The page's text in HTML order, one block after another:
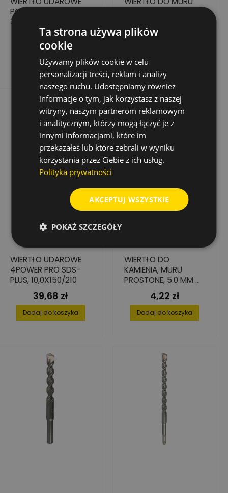
POWER LX PLUS Ø 6 X
315 X 250 MM
23,92 zł Cena
podstawowa
47,83 zł
Cena
18,93 zł
WIERTŁO UDAROWE
4POWER PRO SDS-
PLUS, 10,0X150/210
Cena
39,68 zł
Dodaj do koszyka
WIERTŁO DO
KAMIENIA, MURU
PROSTONE, 5.0 MM X
50 MM X 95 MM
Cena
4,22 zł
Dodaj do koszyka
Ta strona używa plików
cookie
Używamy plików cookie w celu
personalizacji treści, reklam i analizy
naszego ruchu. Udostępniamy również
informacje o tym, jak korzystasz z naszej
witryny, naszym partnerom reklamowym
i analitycznym, którzy mogą łączyć je z
innymi informacjami, które im
przekazałeś lub które zebrali w wyniku
korzystania przez Ciebie z ich usług.
Polityka prywatności
AKCEPTUJ WSZYSTKIE
POKAŻ SZCZEGÓŁY